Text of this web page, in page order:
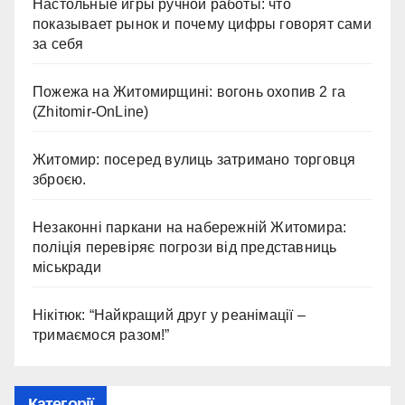
Настольные игры ручной работы: что
показывает рынок и почему цифры говорят сами
за себя
Пожежа на Житомирщині: вогонь охопив 2 га
(Zhitomir-OnLine)
Житомир: посеред вулиць затримано торговця
зброєю.
Незаконні паркани на набережній Житомира:
поліція перевіряє погрози від представниць
міськради
Нікітюк: “Найкращий друг у реанімації –
тримаємося разом!”